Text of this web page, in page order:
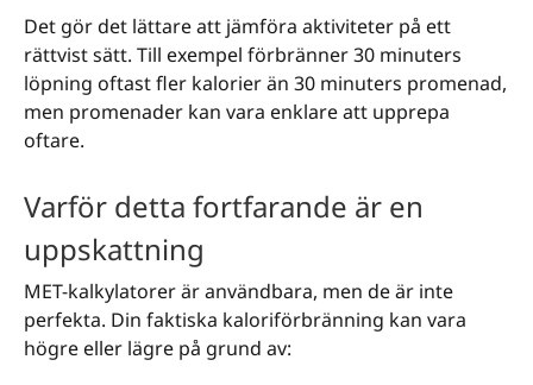
Det gör det lättare att jämföra aktiviteter på ett
rättvist sätt. Till exempel förbränner 30 minuters
löpning oftast fler kalorier än 30 minuters promenad,
men promenader kan vara enklare att upprepa
oftare.
Varför detta fortfarande är en
uppskattning
MET-kalkylatorer är användbara, men de är inte
perfekta. Din faktiska kaloriförbränning kan vara
högre eller lägre på grund av: